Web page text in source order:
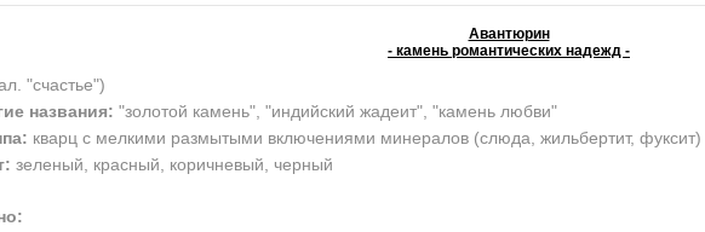
Авантюрин
- камень романтических надежд -
"счастье")
названия: "золотой камень", "индийский жадеит", "камень любви"
кварц с мелкими размытыми включениями минералов (слюда, жильбертит, фуксит)
зеленый, красный, коричневый, черный